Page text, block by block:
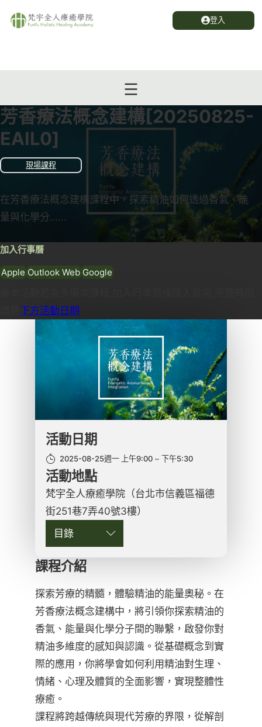
登入
芳香療法概念建構[20250825-
EAIL0]
現場課程
在芳香療法概念建構課程中，探索精油如何透過香氣、能
量與化學分…...
加入行事曆
Apple Outlook Web Google
下方活動日期
課程介紹
探索芳療的精髓，體驗精油的能量奧秘。在
芳香療法概念建構中，將引領你探索精油的
香氣、能量與化學分子間的聯繫，啟發你對
精油多維度的感知與認識。從基礎概念到實
際的應用，你將學會如何利用精油對生理、
情緒、心理及體質的全面影響，實現整體性
療癒。
課程將跨越傳統與現代芳療的界限，從解剖
活動日期
2025-08-25週一 上午9:00 下午5:30
活動地點
梵宇全人療癒學院（台北市信義區福德
街251巷7弄40號3樓）
目錄